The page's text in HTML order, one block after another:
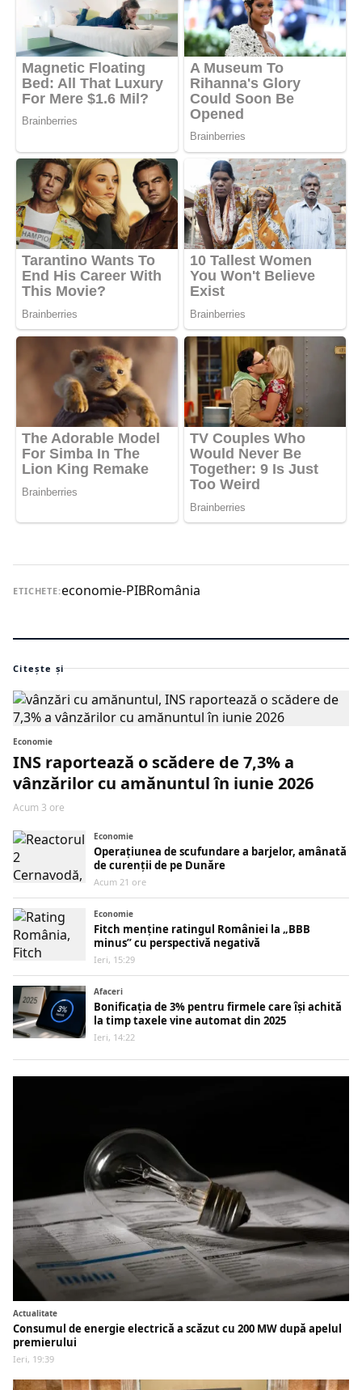
ETICHETE:economie-PIBRomânia
Citește și
Economie
INS raportează o scădere de 7,3% a
vânzărilor cu amănuntul în iunie 2026
Acum 3 ore
Economie
Operațiunea de scufundare a barjelor, amânată
de curenții de pe Dunăre
Acum 21 ore
Economie
Fitch menține ratingul României la „BBB
minus” cu perspectivă negativă
Ieri, 15:29
Afaceri
Bonificația de 3% pentru firmele care își achită
la timp taxele vine automat din 2025
Ieri, 14:22
Actualitate
Consumul de energie electrică a scăzut cu 200 MW după apelul
premierului
Ieri, 19:39